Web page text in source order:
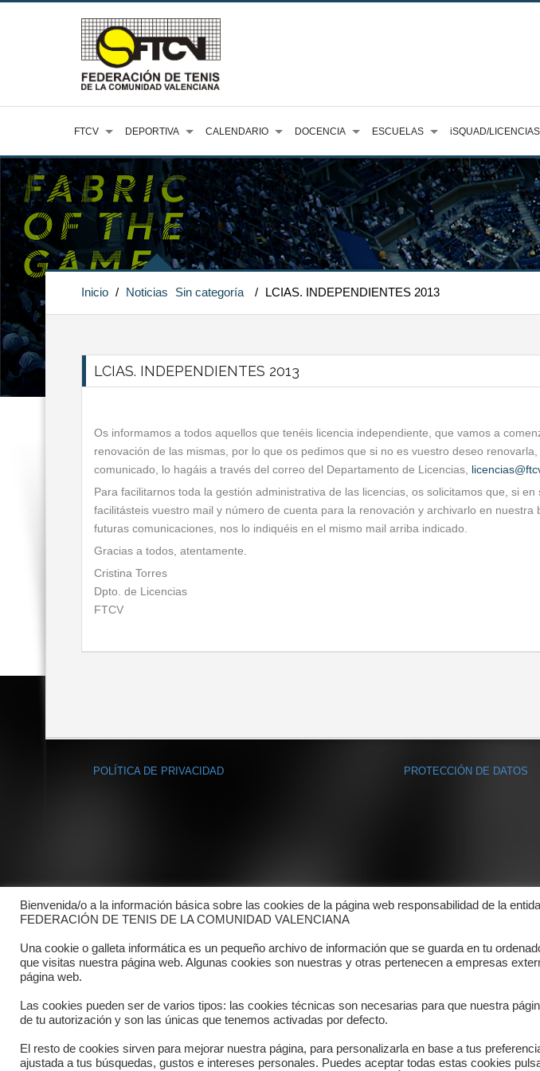
FTCV DEPORTIVA CALENDARIO DOCENCIA ESCUELAS iSQUAD/LICENCIAS
Inicio / Noticias Sin categoría / LCIAS. INDEPENDIENTES 2013
LCIAS. INDEPENDIENTES 2013
Os informamos a todos aquellos que tenéis licencia independiente, que vamos a
renovación de las mismas, por lo que os pedimos que si no es vuestro deseo
comunicado, lo hagáis a través del correo del Departamento de Licencias,
Para facilitarnos toda la gestión administrativa de las licencias, os solicitamos que, si en
facilitásteis vuestro mail y número de cuenta para la renovación y archivarlo en nuestra
futuras comunicaciones, nos lo indiquéis en el mismo mail arriba indicado.
Gracias a todos, atentamente.
Cristina Torres
Dpto. de Licencias
FTCV
POLÍTICA DE PRIVACIDAD PROTECCIÓN DE DATOS
Copyright © 2025 FTCV
Bienvenida/o a la información básica sobre las cookies de la página web responsabilidad de la
FEDERACIÓN DE TENIS DE LA COMUNIDAD VALENCIANA
Una cookie o galleta informática es un pequeño archivo de información que se guarda en tu
que visitas nuestra página web. Algunas cookies son nuestras y otras pertenecen a empresas
página web.
Las cookies pueden ser de varios tipos: las cookies técnicas son necesarias para que nuestra
de tu autorización y son las únicas que tenemos activadas por defecto.
El resto de cookies sirven para mejorar nuestra página, para personalizarla en base a tus
ajustada a tus búsquedas, gustos e intereses personales. Puedes aceptar todas estas cookies